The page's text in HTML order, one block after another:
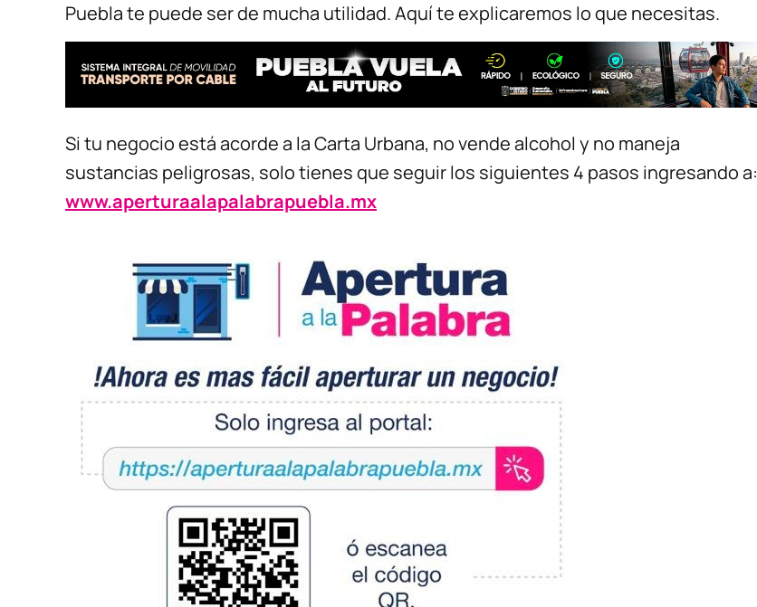
Puebla te puede ser de mucha utilidad. Aquí te explicaremos lo que necesitas.
Si tu negocio está acorde a la Carta Urbana, no vende alcohol y no maneja
sustancias peligrosas, solo tienes que seguir los siguientes 4 pasos ingresando a:
www.aperturaalapalabrapuebla.mx